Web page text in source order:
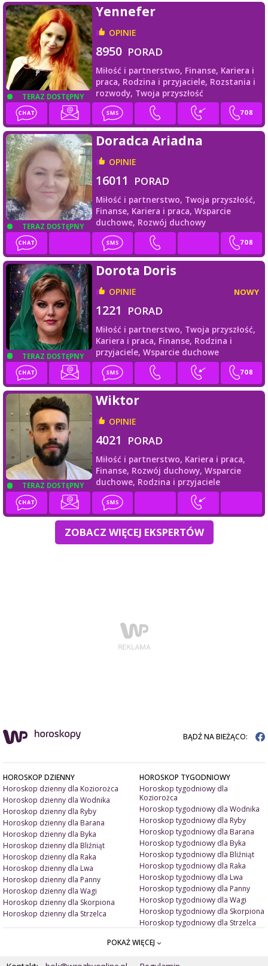
TERAZ DOSTĘPNY
Yennefer
OPINIE
8950 PORAD
Miłość i partnerstwo, Finanse, Kariera i
praca, Rodzina i przyjaciele, Rozstania i
rozwody, Twoja przyszłość
TERAZ DOSTĘPNY
Doradca Ariadna
OPINIE
16011 PORAD
Miłość i partnerstwo, Twoja przyszłość,
Finanse, Kariera i praca, Wsparcie
duchowe, Rozwój duchowy
TERAZ DOSTĘPNY
Dorota Doris
OPINIE NOWY
1221 PORAD
Miłość i partnerstwo, Twoja przyszłość,
Kariera i praca, Finanse, Rodzina i
przyjaciele, Wsparcie duchowe
TERAZ DOSTĘPNY
Wiktor
OPINIE
4021 PORAD
Miłość i partnerstwo, Kariera i praca,
Finanse, Rozwój duchowy, Wsparcie
duchowe, Rodzina i przyjaciele
ZOBACZ WIĘCEJ EKSPERTÓW
BĄDŹ NA BIEŻĄCO:
HOROSKOP DZIENNY
Horoskop dzienny dla Koziorożca
Horoskop dzienny dla Wodnika
Horoskop dzienny dla Ryby
Horoskop dzienny dla Barana
Horoskop dzienny dla Byka
Horoskop dzienny dla Bliźniąt
Horoskop dzienny dla Raka
Horoskop dzienny dla Lwa
Horoskop dzienny dla Panny
Horoskop dzienny dla Wagi
Horoskop dzienny dla Skorpiona
Horoskop dzienny dla Strzelca
HOROSKOP TYGODNIOWY
Horoskop tygodniowy dla
Koziorożca
Horoskop tygodniowy dla Wodnika
Horoskop tygodniowy dla Ryby
Horoskop tygodniowy dla Barana
Horoskop tygodniowy dla Byka
Horoskop tygodniowy dla Bliźniąt
Horoskop tygodniowy dla Raka
Horoskop tygodniowy dla Lwa
Horoskop tygodniowy dla Panny
Horoskop tygodniowy dla Wagi
Horoskop tygodniowy dla Skorpiona
Horoskop tygodniowy dla Strzelca
ZNAK ZODIAKU A
POKAŻ WIĘCEJ